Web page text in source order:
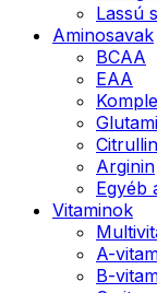
Lassú
Aminosavak
BCAA
EAA
Citrullin
Arginin
Egyéb
Vitaminok
A-
B-